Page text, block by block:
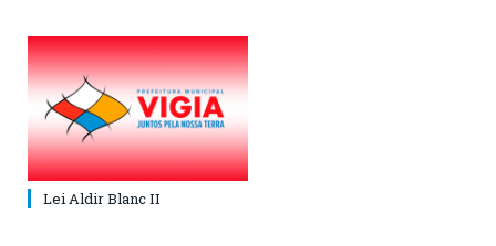
Lei Aldir Blanc II